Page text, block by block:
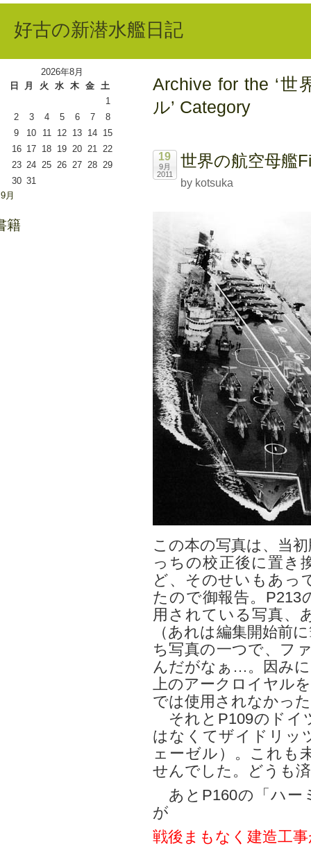
好古の新潜水艦日記
Archive for the ‘
ル’ Category
19
9月
2011
世界の航空母艦
by kotsuka
この本の写真は、当
っちの校正後に置き
ど、そのせいもあっ
たので御報告。P213
用されている写真、
（あれは編集開始前
ち写真の一つで、フ
んだがなぁ…。因み
上のアークロイヤル
では使用されなかっ
それとP109のドイ
はなくてザイドリッ
ェーゼル）。これも
せんでした。どうも
あとP160の「ハー
が
戦後まもなく建造工
2026年8月
日
月 火 水 木 金
土
1
2
3 4 5 6 7
8
9
10 11 12 13 14 15
16 17 18 19 20 21 22
23 24 25 26 27 28 29
30 31
月
籍